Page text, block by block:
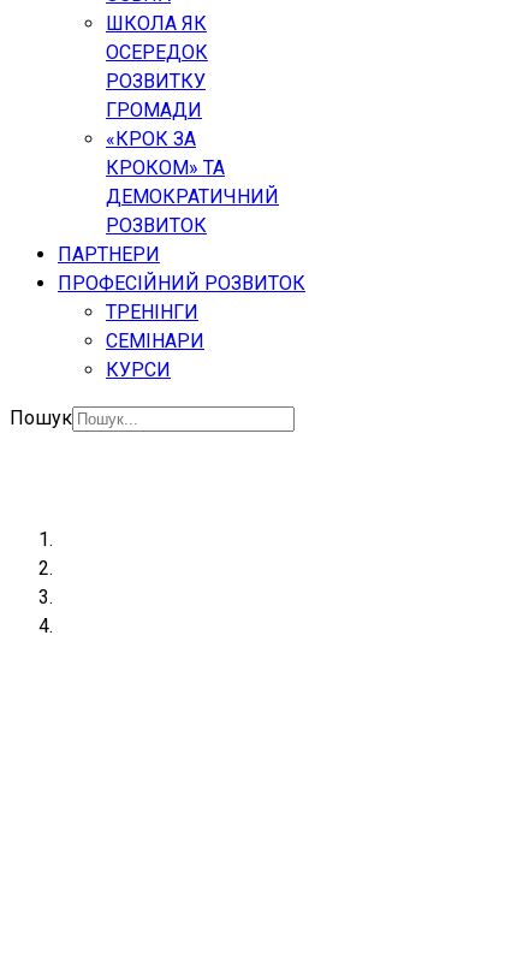
ШКОЛА ЯК
ОСЕРЕДОК
РОЗВИТКУ
ГРОМАДИ
«КРОК ЗА
КРОКОМ» ТА
ДЕМОКРАТИЧНИЙ
РОЗВИТОК
ПАРТНЕРИ
ПРОФЕСІЙНИЙ РОЗВИТОК
ТРЕНІНГИ
СЕМІНАРИ
КУРСИ
Пошук